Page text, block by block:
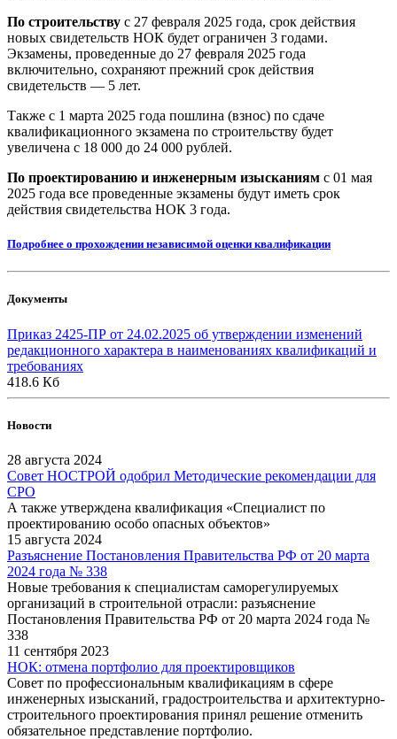
По строительству с 27 февраля 2025 года, срок действия
новых свидетельств НОК будет ограничен 3 годами.
Экзамены, проведенные до 27 февраля 2025 года
включительно, сохраняют прежний срок действия
свидетельств — 5 лет.
Также с 1 марта 2025 года пошлина (взнос) по сдаче
квалификационного экзамена по строительству будет
увеличена с 18 000 до 24 000 рублей.
По проектированию и инженерным изысканиям с 01 мая
2025 года все проведенные экзамены будут иметь срок
действия свидетельства НОК 3 года.
Подробнее о прохождении независимой оценки квалификации
Документы
Приказ 2425-ПР от 24.02.2025 об утверждении изменений
редакционного характера в наименованиях квалификаций и
требованиях
418.6 Кб
Новости
28 августа 2024
Совет НОСТРОЙ одобрил Методические рекомендации для
СРО
А также утверждена квалификация «Специалист по
проектированию особо опасных объектов»
15 августа 2024
Разъяснение Постановления Правительства РФ от 20 марта
2024 года № 338
Новые требования к специалистам саморегулируемых
организаций в строительной отрасли: разъяснение
Постановления Правительства РФ от 20 марта 2024 года №
338
11 сентября 2023
НОК: отмена портфолио для проектировщиков
Совет по профессиональным квалификациям в сфере
инженерных изысканий, градостроительства и архитектурно-
строительного проектирования принял решение отменить
обязательное представление портфолио.